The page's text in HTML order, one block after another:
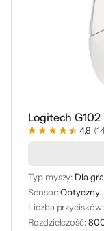
Logitech G102
4,8
Typ myszy: Dla
Sensor:Optyczny
Liczba przycisków:
Rozdzielczość: